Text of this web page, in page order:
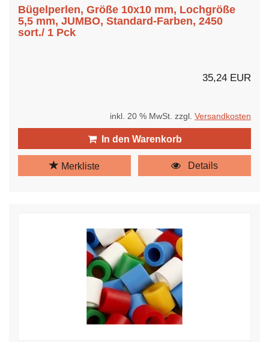
Bügelperlen, Größe 10x10 mm, Lochgröße
5,5 mm, JUMBO, Standard-Farben, 2450
sort./ 1 Pck
35,24 EUR
inkl. 20 % MwSt. zzgl. Versandkosten
In den Warenkorb
Merkliste Details